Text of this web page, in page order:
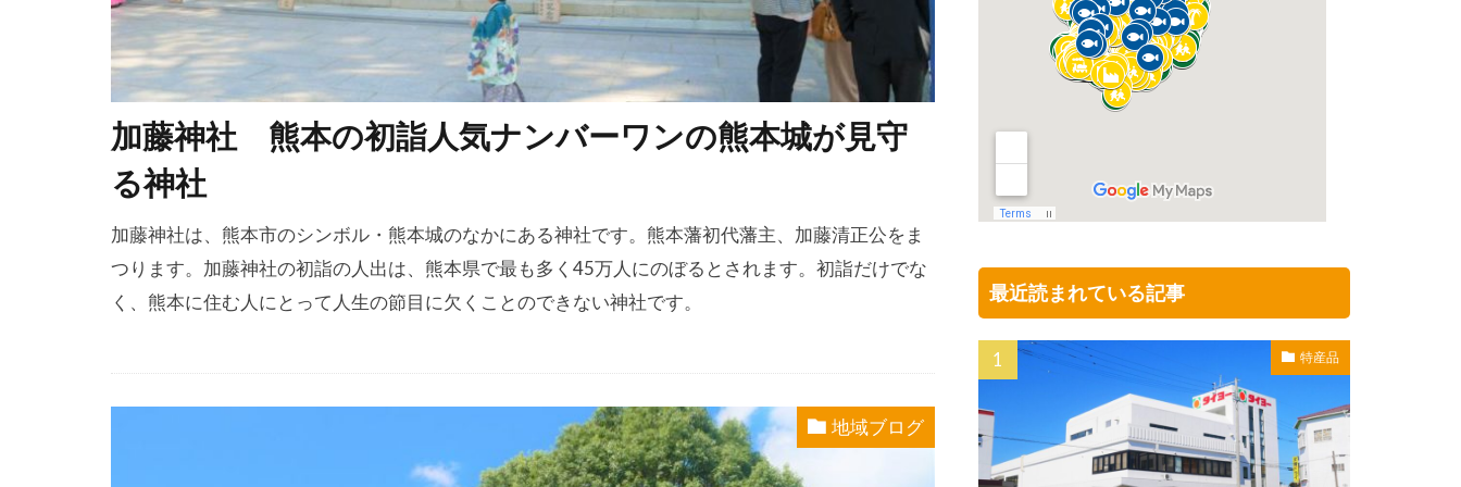
加藤神社 熊本の初詣人気ナンバーワンの熊本城が見守
る神社
加藤神社は、熊本市のシンボル・熊本城のなかにある神社です。熊本藩初代藩主、加藤清正公をま
つります。加藤神社の初詣の人出は、熊本県で最も多く45万人にのぼるとされます。初詣だけでな
く、熊本に住む人にとって人生の節目に欠くことのできない神社です。
地域ブログ
最近読まれている記事
特産品